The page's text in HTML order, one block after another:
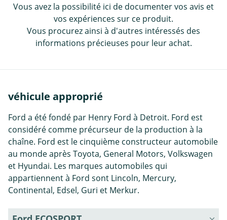
Vous avez la possibilité ici de documenter vos avis et
vos expériences sur ce produit.
Vous procurez ainsi à d'autres intéressés des
informations précieuses pour leur achat.
véhicule approprié
Ford a été fondé par Henry Ford à Detroit. Ford est
considéré comme précurseur de la production à la
chaîne. Ford est le cinquième constructeur automobile
au monde après Toyota, General Motors, Volkswagen
et Hyundai. Les marques automobiles qui
appartiennent à Ford sont Lincoln, Mercury,
Continental, Edsel, Guri et Merkur.